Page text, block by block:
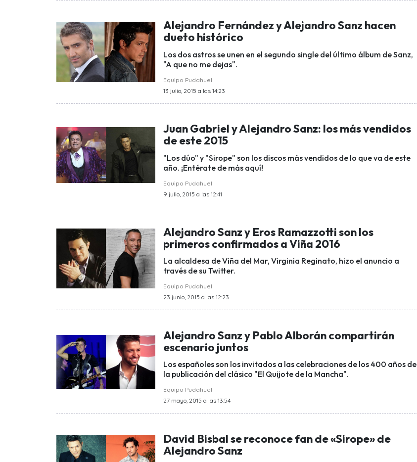
Alejandro Fernández y Alejandro Sanz hacen
dueto histórico
Los dos astros se unen en el segundo single del último álbum de Sanz,
"A que no me dejas".
Equipo Pudahuel
13 julio, 2015 a las 14:23
Juan Gabriel y Alejandro Sanz: los más vendidos
de este 2015
"Los dúo" y "Sirope" son los discos más vendidos de lo que va de este
año. ¡Entérate de más aquí!
Equipo Pudahuel
9 julio, 2015 a las 12:41
Alejandro Sanz y Eros Ramazzotti son los
primeros confirmados a Viña 2016
La alcaldesa de Viña del Mar, Virginia Reginato, hizo el anuncio a
través de su Twitter.
Equipo Pudahuel
23 junio, 2015 a las 12:23
Alejandro Sanz y Pablo Alborán compartirán
escenario juntos
Los españoles son los invitados a las celebraciones de los 400 años de
la publicación del clásico "El Quijote de la Mancha".
Equipo Pudahuel
27 mayo, 2015 a las 13:54
David Bisbal se reconoce fan de «Sirope» de
Alejandro Sanz